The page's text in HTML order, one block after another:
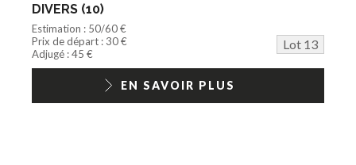
DIVERS (10)
Estimation : 50/60 €
Prix de départ : 30 €
Lot 13
Adjugé : 45 €
EN SAVOIR PLUS